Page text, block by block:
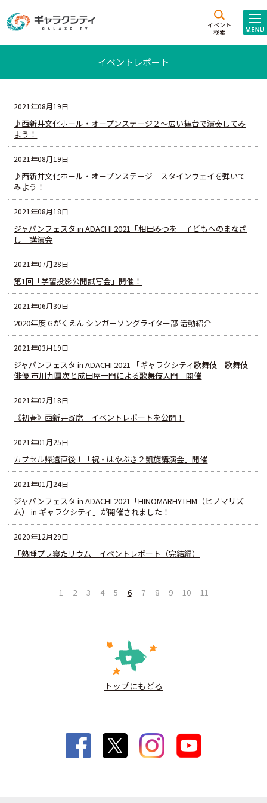
イベント
検索
施設案内
文化ホール
施設貸出･団体利用
こどもみーてぃんぐ
Gがくえん
いっしょに創る
イベントレポート
イベントレポート
2021年08月19日
♪西新井文化ホール・オープンステージ２～広い舞台で演奏してみ
よう！
2021年08月19日
♪西新井文化ホール・オープンステージ スタインウェイを弾いて
みよう！
2021年08月18日
ジャパンフェスタ in ADACHI 2021「相田みつを 子どもへのまなざ
し」講演会
2021年07月28日
第1回「学習投影公開試写会」開催！
2021年06月30日
2020年度 Gがくえん シンガーソングライター部 活動紹介
2021年03月19日
ジャパンフェスタ in ADACHI 2021 「ギャラクシティ歌舞伎 歌舞伎
俳優 市川九團次と成田屋一門による歌舞伎入門」開催
2021年02月18日
《初春》西新井寄席 イベントレポートを公開！
2021年01月25日
カプセル帰還直後！「祝・はやぶさ２凱旋講演会」開催
2021年01月24日
ジャパンフェスタ in ADACHI 2021「HINOMARHYTHM（ヒノマリズ
ム） in ギャラクシティ」が開催されました！
2020年12月29日
「熟睡プラ寝たリウム」イベントレポート（完結編）
1 2 3 4 5 6 7 8 9 10 11
トップにもどる